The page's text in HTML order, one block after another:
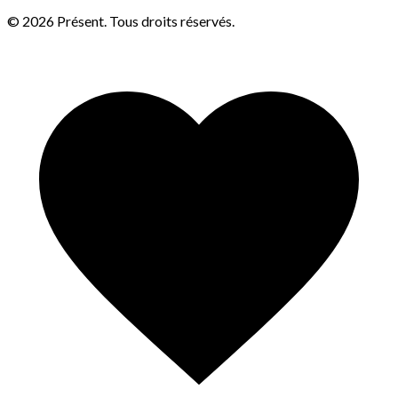
© 2026 Présent. Tous droits réservés.